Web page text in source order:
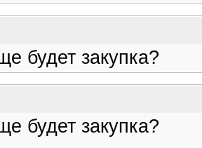
будет закупка?
будет закупка?